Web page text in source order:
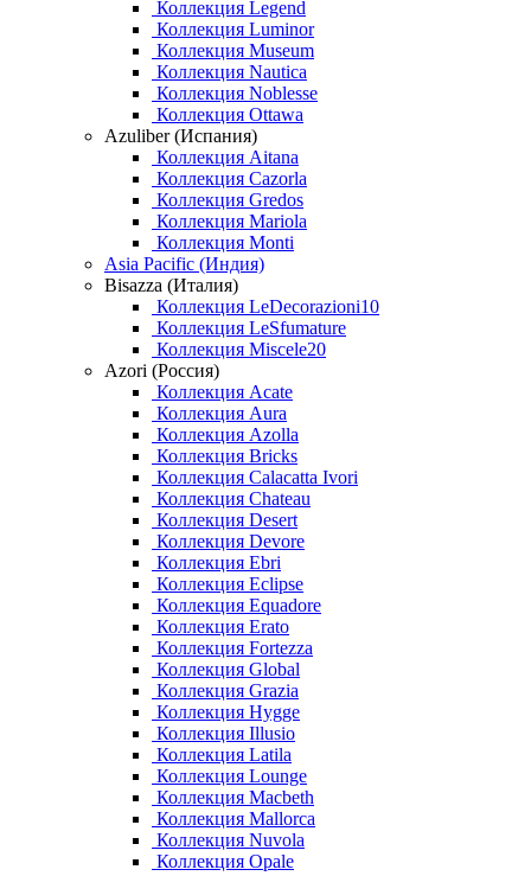
Коллекция Legend
Коллекция Luminor
Коллекция Museum
Коллекция Nautica
Коллекция Noblesse
Коллекция Ottawa
Azuliber (Испания)
Коллекция Aitana
Коллекция Cazorla
Коллекция Gredos
Коллекция Mariola
Коллекция Monti
Asia Pacific (Индия)
Bisazza (Италия)
Коллекция LeDecorazioni10
Коллекция LeSfumature
Коллекция Miscele20
Azori (Россия)
Коллекция Acate
Коллекция Aura
Коллекция Azolla
Коллекция Bricks
Коллекция Calacatta Ivori
Коллекция Chateau
Коллекция Desert
Коллекция Devore
Коллекция Ebri
Коллекция Eclipse
Коллекция Equadore
Коллекция Erato
Коллекция Fortezza
Коллекция Global
Коллекция Grazia
Коллекция Hygge
Коллекция Illusio
Коллекция Latila
Коллекция Lounge
Коллекция Macbeth
Коллекция Mallorca
Коллекция Nuvola
Коллекция Opale